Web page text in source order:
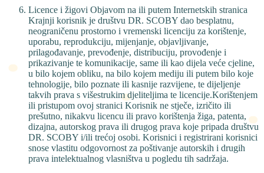
Licence i žigovi Objavom na ili putem Internetskih stranica
Krajnji korisnik je društvu DR. SCOBY dao besplatnu,
neograničenu prostorno i vremenski licenciju za korištenje,
uporabu, reprodukciju, mijenjanje, objavljivanje,
prilagođavanje, prevođenje, distribuciju, provođenje i
prikazivanje te komunikacije, same ili kao dijela veće cjeline,
u bilo kojem obliku, na bilo kojem mediju ili putem bilo koje
tehnologije, bilo poznate ili kasnije razvijene, te dijeljenje
takvih prava s višestrukim djeliteljima te licencije.Korištenjem
ili pristupom ovoj stranici Korisnik ne stječe, izričito ili
prešutno, nikakvu licencu ili pravo korištenja žiga, patenta,
dizajna, autorskog prava ili drugog prava koje pripada društvu
DR. SCOBY i/ili trećoj osobi. Korisnici i registrirani korisnici
snose vlastitu odgovornost za poštivanje autorskih i drugih
prava intelektualnog vlasništva u pogledu tih sadržaja.